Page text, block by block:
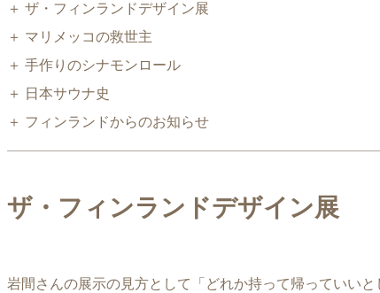
＋ ザ・フィンランドデザイン展
＋ マリメッコの救世主
＋ 手作りのシナモンロール
＋ 日本サウナ史
＋ フィンランドからのお知らせ
ザ・フィンランドデザイン展
岩間さんの展示の見方として「どれか持って帰っていい